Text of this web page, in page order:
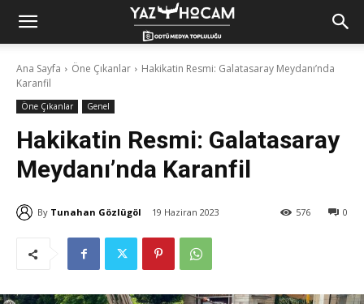
Yaz
Hocam!
Ana Sayfa Öne Çıkanlar
Hakikatin Resmi: Galatasaray Meydanı’nda
Karanfil
Öne Çıkanlar Genel
Hakikatin Resmi: Galatasaray
Meydanı’nda Karanfil
By Tunahan Gözlügöl 19 Haziran 2023 0
576